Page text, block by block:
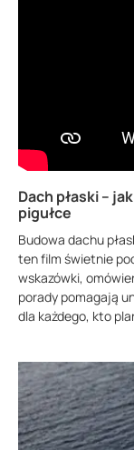
Dach płaski –
pigułce
Budowa dachu
ten film świetnie
wskazówki,
porady pomagają
dla każdego, kto